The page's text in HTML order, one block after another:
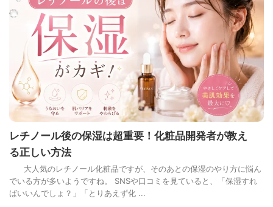
レチノール後の保湿は超重要！化粧品開発者が教え
る正しい方法
大人気のレチノール化粧品ですが、そのあとの保湿のやり方に悩ん
でいる方が多いようですね。 SNSや口コミを見ていると、「保湿すれ
ばいいんでしょ？」「とりあえず化 ...